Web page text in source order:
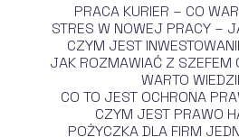
PRACA KURIER – CO
STRES W NOWEJ PRACY –
CZYM JEST
JAK ROZMAWIAĆ Z SZEFEM
WARTO
CO TO JEST OCHRONA
CZYM JEST PRAWO
POŻYCZKA DLA FIRM